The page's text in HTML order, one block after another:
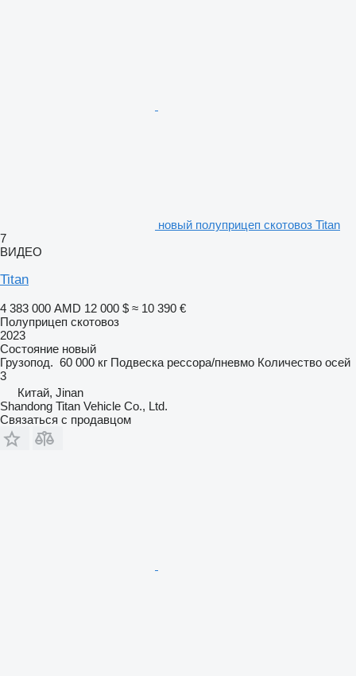
новый полуприцеп скотовоз Titan
7
ВИДЕО
Titan
4 383 000 AMD 12 000 $ ≈ 10 390 €
Полуприцеп скотовоз
2023
Состояние новый
Грузопод. 60 000 кг Подвеска рессора/пневмо Количество осей
3
Китай, Jinan
Shandong Titan Vehicle Co., Ltd.
Связаться с продавцом